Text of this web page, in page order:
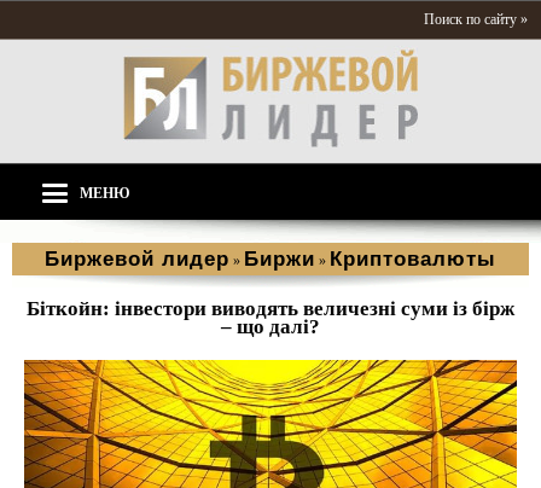
Поиск по сайту »
МЕНЮ
Биржевой лидер » Биржи » Криптовалюты
Біткойн: інвестори виводять величезні суми із бірж
– що далі?